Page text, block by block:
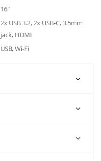
16"
2x USB 3.2, 2x USB-C, 3.5mm
jack, HDMI
USB, Wi-Fi